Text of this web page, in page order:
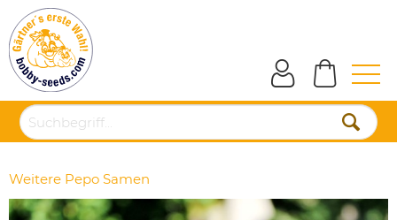
Weitere Pepo Samen